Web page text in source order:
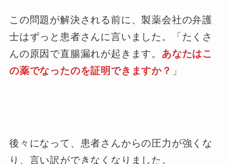
この問題が解決される前に、製薬会社の弁護
士はずっと患者さんに言いました。「たくさ
んの原因で直腸漏れが起きます。 あなたはこ
の薬でなったのを証明できますか？ 」
後々になって、患者さんからの圧力が強くな
り、言い訳ができなくなりました。